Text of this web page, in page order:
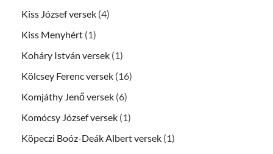
Kiss József versek (4)
Kiss Menyhért (1)
Koháry István versek (1)
Kölcsey Ferenc versek (16)
Komjáthy Jenő versek (6)
Komócsy József versek (1)
Köpeczi Boóz-Deák Albert versek (1)